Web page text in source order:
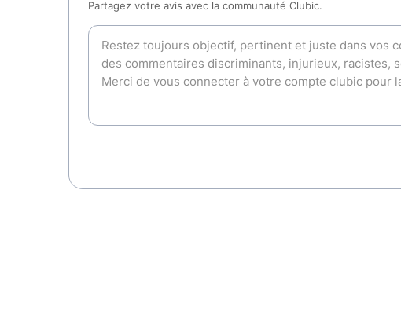
Partagez votre avis avec la communauté Clubic.